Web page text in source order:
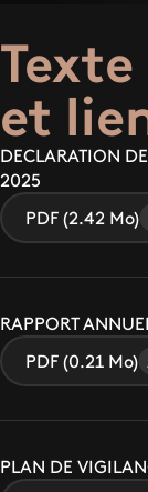
et
DECLARATION
2025
PDF (2.42 Mo)
RAPPORT
PDF (0.21 Mo)
PLAN DE